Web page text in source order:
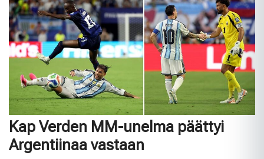
Kap Verden MM-unelma päättyi
Argentiinaa vastaan